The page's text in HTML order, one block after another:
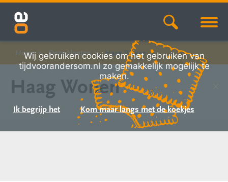
Home Onze klanten Haag Wonen
Haag Wonen
Wij gebruiken cookies om het gebruiken van
tijdvoorandersom.nl zo gemakkelijk mogelijk te
maken.
Ik begrijp het Kom maar langs met de koekjes